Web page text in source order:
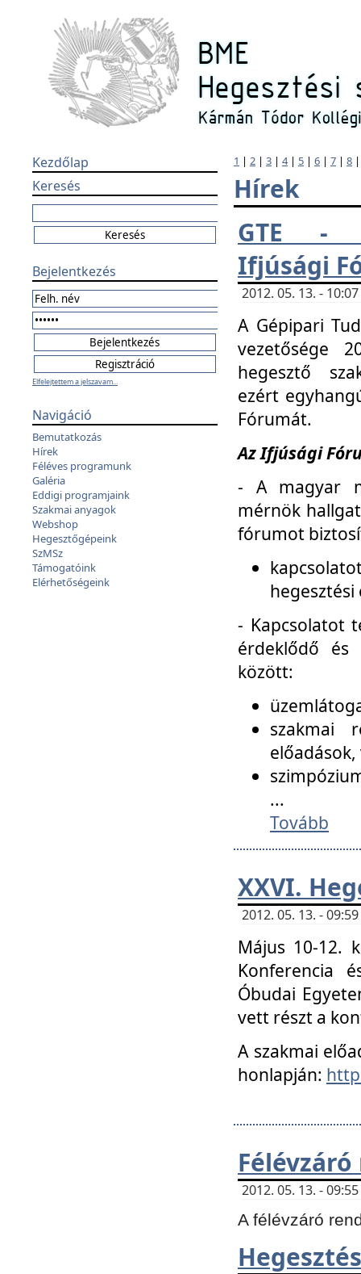
Kezdőlap
Keresés
Bejelentkezés
Elfelejtettem a jelszavam...
Navigáció
Bemutatkozás
Hírek
Féléves programunk
Galéria
Eddigi programjaink
Szakmai anyagok
Webshop
Hegesztőgépeink
SzMSz
Támogatóink
Elérhetőségeink
1 | 2 | 3 | 4| 5 | 6 | 7 | 8
Hírek
GTE -
Ifjúsági
2012. 05. 13. -
A Gépipari
vezetősége
hegesztő
ezért
Fórumát.
Az Ifjúsági
- A magyar
mérnök
fórumot
- Kapcsolatot
érdeklődő és
között:
szakmai
...
Tovább
XXVI.
2012. 05. 13. -
Május 10-12.
Konferencia
Óbudai
vett részt a
A szakmai
honlapján:
2012. 05. 13. -
A félévzáró